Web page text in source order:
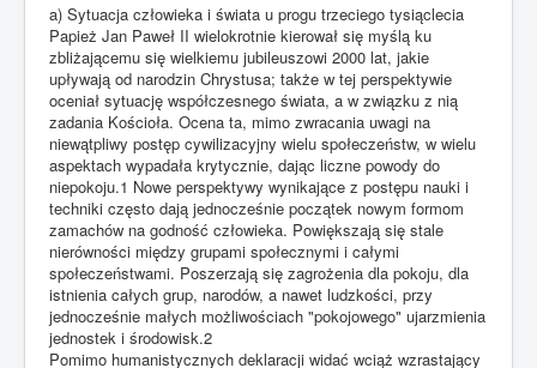
a) Sytuacja człowieka i świata u progu trzeciego tysiąclecia
Papież Jan Paweł II wielokrotnie kierował się myślą ku
zbliżającemu się wielkiemu jubileuszowi 2000 lat, jakie
upływają od narodzin Chrystusa; także w tej perspektywie
oceniał sytuację współczesnego świata, a w związku z nią
zadania Kościoła. Ocena ta, mimo zwracania uwagi na
niewątpliwy postęp cywilizacyjny wielu społeczeństw, w wielu
aspektach wypadała krytycznie, dając liczne powody do
niepokoju.1 Nowe perspektywy wynikające z postępu nauki i
techniki często dają jednocześnie początek nowym formom
zamachów na godność człowieka. Powiększają się stale
nierówności między grupami społecznymi i całymi
społeczeństwami. Poszerzają się zagrożenia dla pokoju, dla
istnienia całych grup, narodów, a nawet ludzkości, przy
jednocześnie małych możliwościach "pokojowego" ujarzmienia
jednostek i środowisk.2
Pomimo humanistycznych deklaracji widać wciąż wzrastający